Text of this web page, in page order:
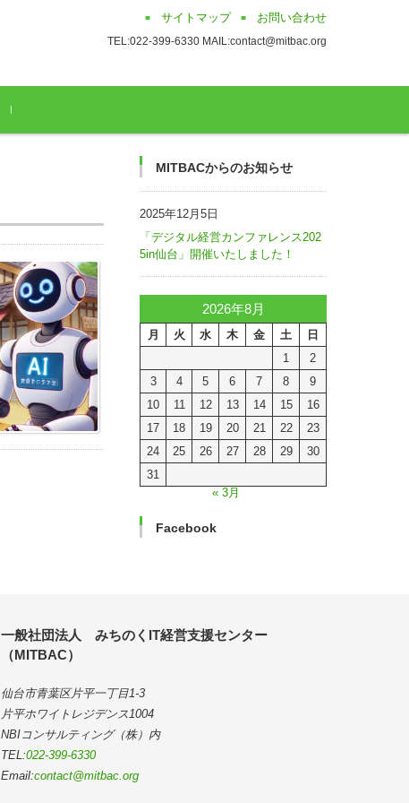
サイトマップ お問い合わせ
TEL:022-399-6330 MAIL:contact@mitbac.org
MITBACからのお知らせ
2025年12月5日
「デジタル経営カンファレンス202
5in仙台」開催いたしました！
2026年8月
月 火 水 木 金 土
日
1
2
3
4 5 6 7 8
9
10
11 12 13 14 15
16
17
18 19 20 21 22
23
24
25 26 27 28 29
30
31
« 3月
Facebook
一般社団法人 みちのくIT経営支援センター
（MITBAC）
仙台市青葉区片平一丁目1-3
片平ホワイトレジデンス1004
NBIコンサルティング（株）内
TEL:022-399-6330
Email:contact@mitbac.org